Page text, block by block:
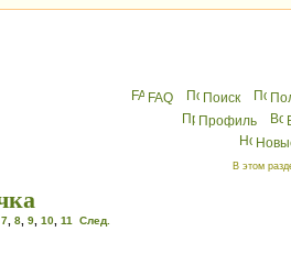
FAQ Поиск
Профиль
В этом
7 8 9 10 11 След.